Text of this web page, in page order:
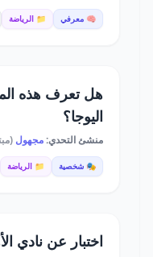
🧠 معرفي 📁 الرياضة
هل تعرف هذه
اليوجا؟
منشئ التحدي:مجهول
🎭 شخصية 📁 الرياضة
اختبار عن نادي